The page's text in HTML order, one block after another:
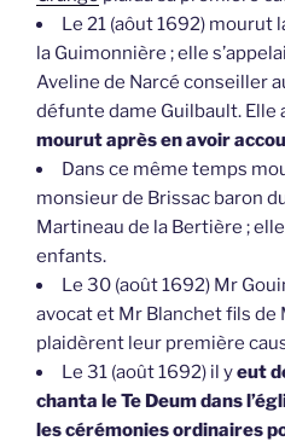
Le 21 (aôut 1692) mourut
la Guimonnière ; elle
Aveline de Narcé conseiller
défunte dame Guilbault. Elle
mourut après en avoir
Dans ce même temps
monsieur de Brissac baron
Martineau de la Bertière ;
enfants.
Le 30 (août 1692) Mr
avocat et Mr Blanchet fils de
plaidèrent leur première
Le 31 (août 1692) il yeut
chanta le Te Deum dans
les cérémonies ordinaires